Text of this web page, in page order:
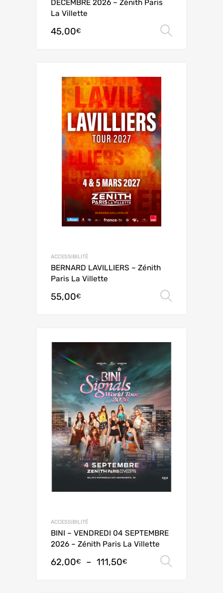
DECEMBRE 2026 – Zénith Paris
La Villette
45,00€
ACCESSIBILITÉ
BERNARD LAVILLIERS – Zénith
Paris La Villette
55,00€
ACCESSIBILITÉ
BINI – VENDREDI 04 SEPTEMBRE
2026 – Zénith Paris La Villette
62,00€ – 111,50€